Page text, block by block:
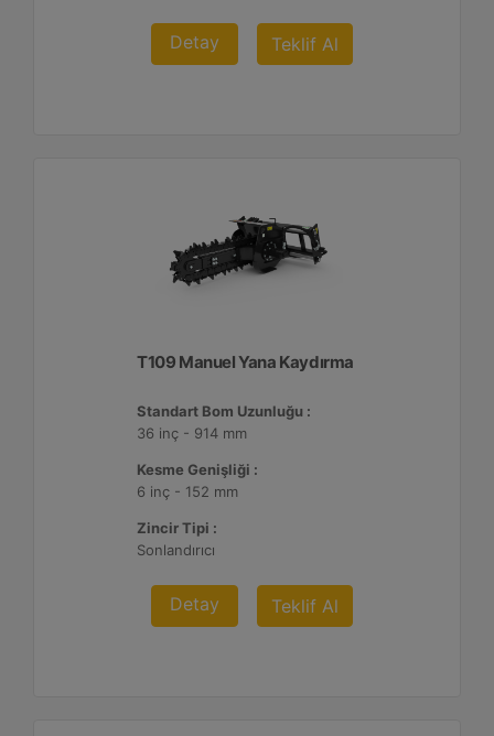
Detay Teklif Al
T109 Manuel Yana Kaydırma
Standart Bom Uzunluğu :
36 inç - 914 mm
Kesme Genişliği :
6 inç - 152 mm
Zincir Tipi :
Sonlandırıcı
Detay Teklif Al